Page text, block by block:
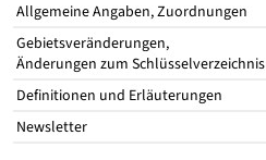
Allgemeine Angaben, Zuordnungen
Gebietsveränderungen,
Änderungen zum Schlüsselverzeichnis
Definitionen und Erläuterungen
Newsletter